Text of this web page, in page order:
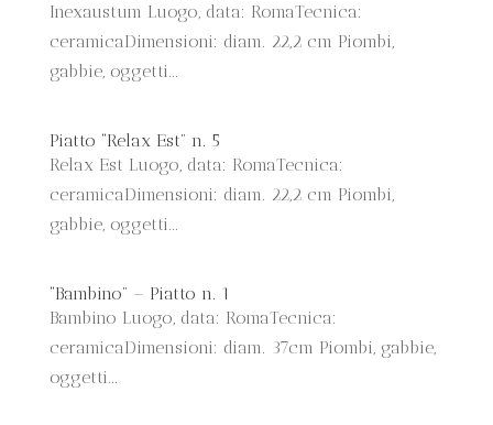
Inexaustum Luogo, data: RomaTecnica:
ceramicaDimensioni: diam. 22,2 cm Piombi,
gabbie, oggetti...
Piatto “Relax Est” n. 5
Relax Est Luogo, data: RomaTecnica:
ceramicaDimensioni: diam. 22,2 cm Piombi,
gabbie, oggetti...
“Bambino” – Piatto n. 1
Bambino Luogo, data: RomaTecnica:
ceramicaDimensioni: diam. 37cm Piombi, gabbie,
oggetti...